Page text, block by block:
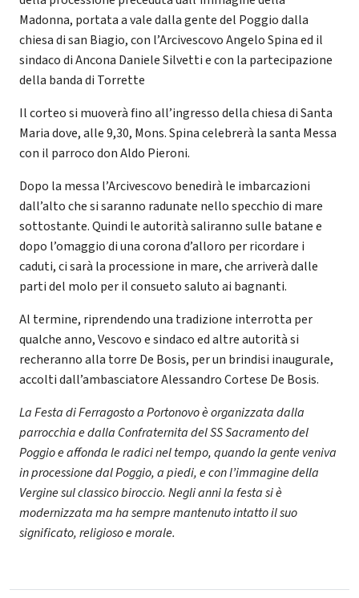
Madonna, portata a vale dalla gente del Poggio dalla
chiesa di san Biagio, con l’Arcivescovo Angelo Spina ed il
sindaco di Ancona Daniele Silvetti e con la partecipazione
della banda di Torrette
Il corteo si muoverà fino all’ingresso della chiesa di Santa
Maria dove, alle 9,30, Mons. Spina celebrerà la santa Messa
con il parroco don Aldo Pieroni.
Dopo la messa l’Arcivescovo benedirà le imbarcazioni
dall’alto che si saranno radunate nello specchio di mare
sottostante. Quindi le autorità saliranno sulle batane e
dopo l’omaggio di una corona d’alloro per ricordare i
caduti, ci sarà la processione in mare, che arriverà dalle
parti del molo per il consueto saluto ai bagnanti.
Al termine, riprendendo una tradizione interrotta per
qualche anno, Vescovo e sindaco ed altre autorità si
recheranno alla torre De Bosis, per un brindisi inaugurale,
accolti dall’ambasciatore Alessandro Cortese De Bosis.
La Festa di Ferragosto a Portonovo è organizzata dalla
parrocchia e dalla Confraternita del SS Sacramento del
Poggio e affonda le radici nel tempo, quando la gente veniva
in processione dal Poggio, a piedi, e con l’immagine della
Vergine sul classico biroccio. Negli anni la festa si è
modernizzata ma ha sempre mantenuto intatto il suo
significato, religioso e morale.